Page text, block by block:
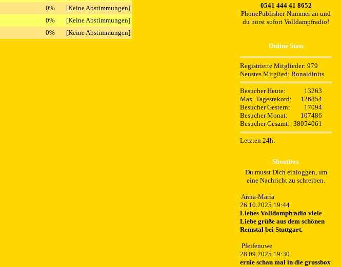
0%
[Keine Abstimmungen]
0%
[Keine Abstimmungen]
0% [Keine Abstimmungen]
0541 444 41 8652
PhonePublisher-Nummeran und
du hörst sofort Volldampfradio!
Online Stats
Registrierte Mitglieder: 979
Neustes Mitglied: Ronaldinits
Besucher Heute:
13263
Max. Tagesrekord:
126854
Besucher Gestern:
17094
Besucher Monat:
107486
Besucher Gesamt: 38054061
Letzten 24h:
Shoutbox
Du musst Dich einloggen, um
eine Nachricht zu schreiben.
Anna-Maria
26.10.2025 19:44
Liebes Volldampfradio viele
Liebe grüße aus dem schönen
Remstal bei Stuttgart.
Pfeifenuwe
28.09.2025 19:30
ernie schau mal in die grussbox